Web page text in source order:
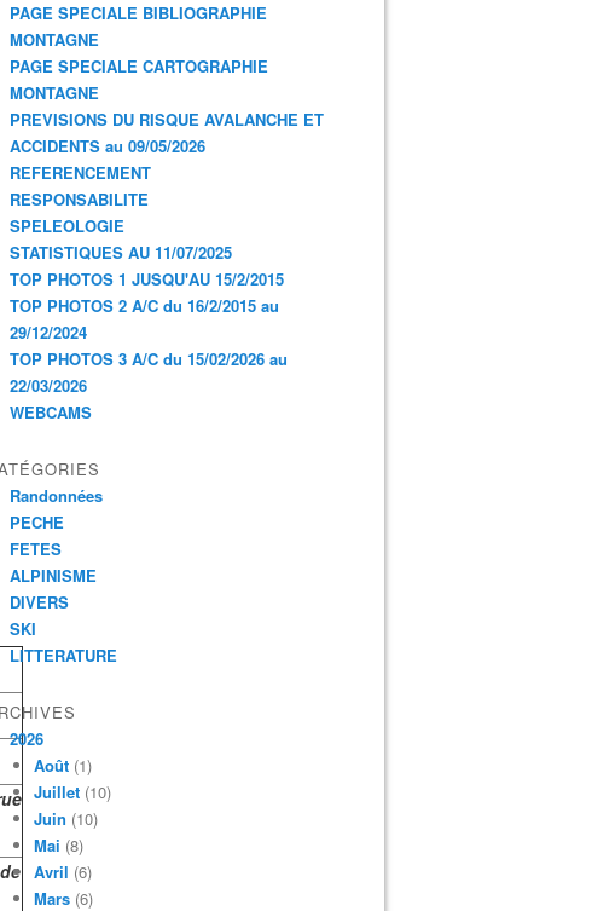
PAGE SPECIALE BIBLIOGRAPHIE
MONTAGNE
PAGE SPECIALE CARTOGRAPHIE
MONTAGNE
PREVISIONS DU RISQUE AVALANCHE ET
ACCIDENTS au 09/05/2026
REFERENCEMENT
RESPONSABILITE
SPELEOLOGIE
STATISTIQUES AU 11/07/2025
TOP PHOTOS 1 JUSQU'AU 15/2/2015
TOP PHOTOS 2 A/C du 16/2/2015 au
29/12/2024
TOP PHOTOS 3 A/C du 15/02/2026 au
22/03/2026
WEBCAMS
Randonnées
PECHE
FETES
ALPINISME
DIVERS
SKI
LITTERATURE
2026
Août (1)
Juillet (10)
Juin (10)
Mai (8)
Avril (6)
Mars (6)